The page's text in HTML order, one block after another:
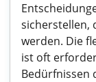
sicherstellen,
werden. Die
ist oft
Bedürfnissen